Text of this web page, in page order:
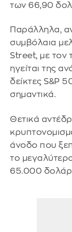
των 66,90
Παράλληλα,
συμβόλαια
Street, με τον
ηγείται της
δείκτες S&P
σημαντικά.
Θετικά
άνοδο που
το
65.000